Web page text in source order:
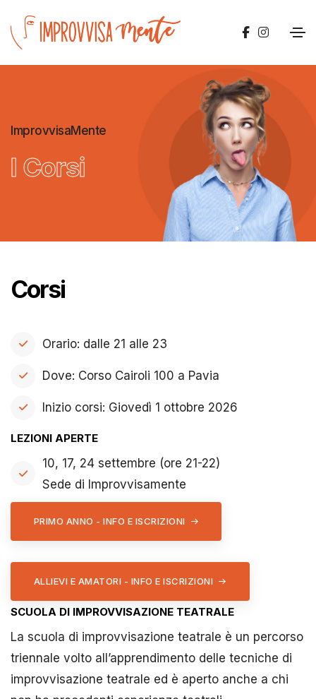
ImprovvisaMente
I Corsi
Corsi
Orario: dalle 21 alle 23
Dove: Corso Cairoli 100 a Pavia
Inizio corsi: Giovedì 1 ottobre 2026
LEZIONI APERTE
10, 17, 24 settembre (ore 21-22)
Sede di Improvvisamente
PRIMO ANNO - INFO E ISCRIZIONI
ALLIEVI E AMATORI - INFO E ISCRIZIONI
SCUOLA DI IMPROVVISAZIONE TEATRALE
La scuola di improvvisazione teatrale è un percorso
triennale volto all’apprendimento delle tecniche di
improvvisazione teatrale ed è aperto anche a chi